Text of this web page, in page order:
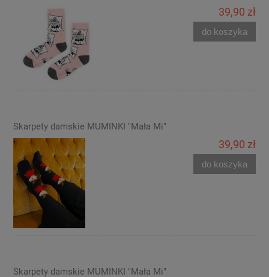
39,90 zł
do koszyka
Skarpety damskie MUMINKI "Mała Mi"
39,90 zł
do koszyka
Skarpety damskie MUMINKI "Mała Mi"